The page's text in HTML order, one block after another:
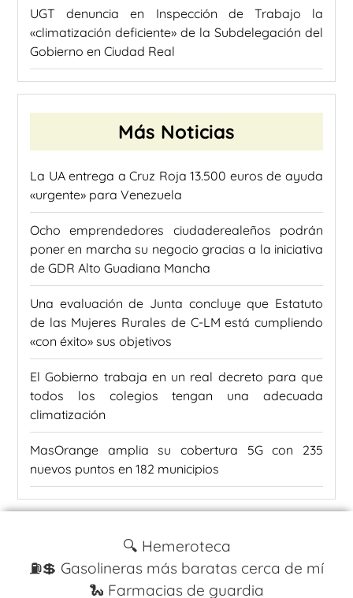
UGT denuncia en Inspección de Trabajo la
«climatización deficiente» de la Subdelegación del
Gobierno en Ciudad Real
Más Noticias
La UA entrega a Cruz Roja 13.500 euros de ayuda
«urgente» para Venezuela
Ocho emprendedores ciudaderealeños podrán
poner en marcha su negocio gracias a la iniciativa
de GDR Alto Guadiana Mancha
Una evaluación de Junta concluye que Estatuto
de las Mujeres Rurales de C-LM está cumpliendo
«con éxito» sus objetivos
El Gobierno trabaja en un real decreto para que
todos los colegios tengan una adecuada
climatización
MasOrange amplia su cobertura 5G con 235
nuevos puntos en 182 municipios
🔍 Hemeroteca
⛽️💲 Gasolineras más baratas cerca de mí
🐍 Farmacias de guardia